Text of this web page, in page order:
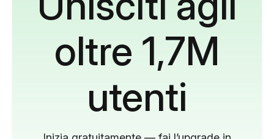
oltre 1,7M
utenti